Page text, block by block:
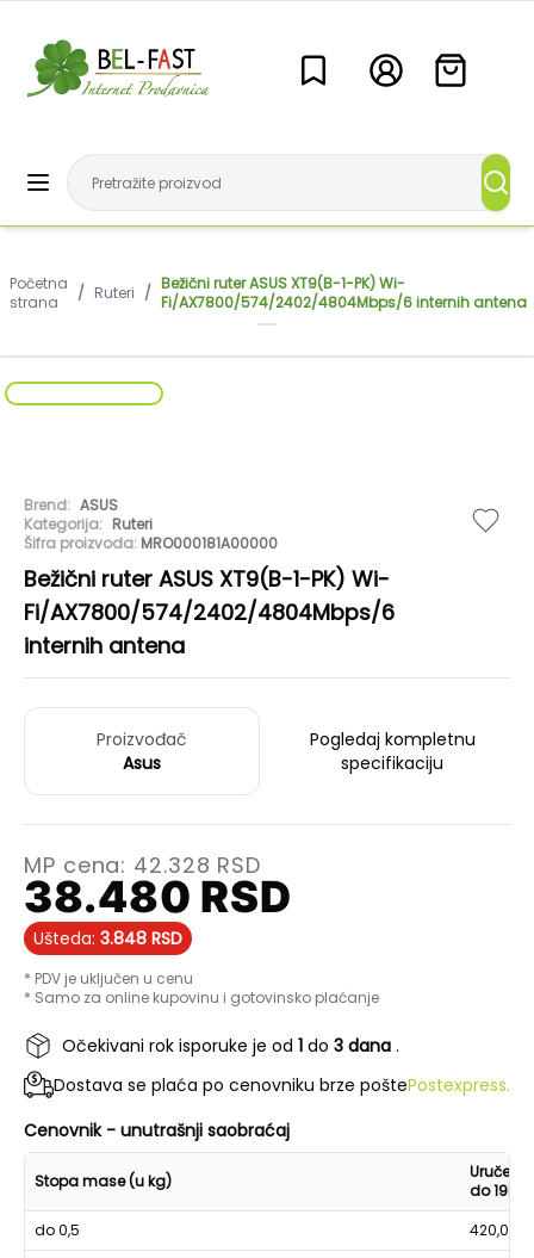
Početna
strana
/ Ruteri / Bežični ruter ASUS XT9(B-1-PK) Wi-
Fi/AX7800/574/2402/4804Mbps/6 internih antena
Brend: ASUS
Kategorija: Ruteri
Šifra proizvoda: MRO000181A00000
Bežični ruter ASUS XT9(B-1-PK) Wi-
Fi/AX7800/574/2402/4804Mbps/6
internih antena
Proizvođač
Asus
Pogledaj kompletnu
specifikaciju
MP cena: 42.328 RSD
38.480 RSD
Ušteda: 3.848 RSD
* PDV je uključen u cenu
* Samo za online kupovinu i gotovinsko plaćanje
Očekivani rok isporuke je od 1 do 3 dana .
Dostava se plaća po cenovniku brze poštePostexpress.
Cenovnik - unutrašnji saobraćaj
Stopa mase (u kg)
Uručenje
do 19h
do 0,5
420,00